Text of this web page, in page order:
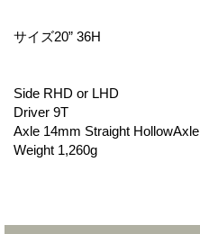
サイズ20” 36H
Side RHD or LHD
Driver 9T
Axle 14mm Straight HollowAxle
Weight 1,260g